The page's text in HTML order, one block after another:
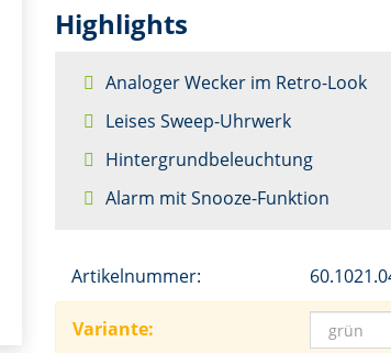
Highlights
Analoger Wecker im Retro-Look
Leises Sweep-Uhrwerk
Hintergrundbeleuchtung
Alarm mit Snooze-Funktion
Artikelnummer:
Variante: